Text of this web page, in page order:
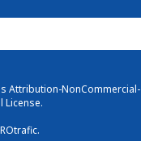
Attribution-NonCommercial-
License.